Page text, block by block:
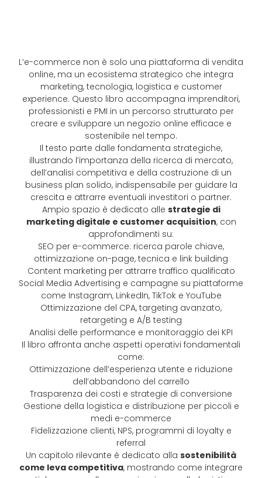
L’e-commerce non è solo una piattaforma di vendita
online, ma un ecosistema strategico che integra
marketing, tecnologia, logistica e customer
experience. Questo libro accompagna imprenditori,
professionisti e PMI in un percorso strutturato per
creare e sviluppare un negozio online efficace e
sostenibile nel tempo.
Il testo parte dalle fondamenta strategiche,
illustrando l’importanza della ricerca di mercato,
dell’analisi competitiva e della costruzione di un
business plan solido, indispensabile per guidare la
crescita e attrarre eventuali investitori o partner.
Ampio spazio è dedicato alle strategie di
marketing digitale e customer acquisition, con
approfondimenti su:
SEO per e-commerce: ricerca parole chiave,
ottimizzazione on-page, tecnica e link building
Content marketing per attrarre traffico qualificato
Social Media Advertising e campagne su piattaforme
come Instagram, LinkedIn, TikTok e YouTube
Ottimizzazione del CPA, targeting avanzato,
retargeting e A/B testing
Analisi delle performance e monitoraggio dei KPI
Il libro affronta anche aspetti operativi fondamentali
come:
Ottimizzazione dell’esperienza utente e riduzione
dell’abbandono del carrello
Trasparenza dei costi e strategie di conversione
Gestione della logistica e distribuzione per piccoli e
medi e-commerce
Fidelizzazione clienti, NPS, programmi di loyalty e
referral
Un capitolo rilevante è dedicato alla sostenibilità
come leva competitiva, mostrando come integrare